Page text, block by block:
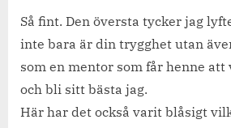
Så fint. Den översta tycker jag
inte bara är din trygghet utan
som en mentor som får henne att
och bli sitt bästa jag.
Här har det också varit blåsigt